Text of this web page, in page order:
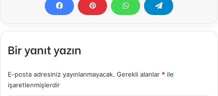
Bir yanıt yazın
E-posta adresiniz yayınlanmayacak. Gerekli alanlar * ile
işaretlenmişlerdir